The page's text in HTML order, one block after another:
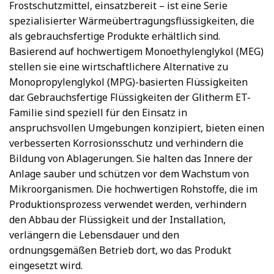
Frostschutzmittel, einsatzbereit – ist eine Serie
spezialisierter Wärmeübertragungsflüssigkeiten, die
als gebrauchsfertige Produkte erhältlich sind.
Basierend auf hochwertigem Monoethylenglykol (MEG)
stellen sie eine wirtschaftlichere Alternative zu
Monopropylenglykol (MPG)-basierten Flüssigkeiten
dar. Gebrauchsfertige Flüssigkeiten der Glitherm ET-
Familie sind speziell für den Einsatz in
anspruchsvollen Umgebungen konzipiert, bieten einen
verbesserten Korrosionsschutz und verhindern die
Bildung von Ablagerungen. Sie halten das Innere der
Anlage sauber und schützen vor dem Wachstum von
Mikroorganismen. Die hochwertigen Rohstoffe, die im
Produktionsprozess verwendet werden, verhindern
den Abbau der Flüssigkeit und der Installation,
verlängern die Lebensdauer und den
ordnungsgemäßen Betrieb dort, wo das Produkt
eingesetzt wird.